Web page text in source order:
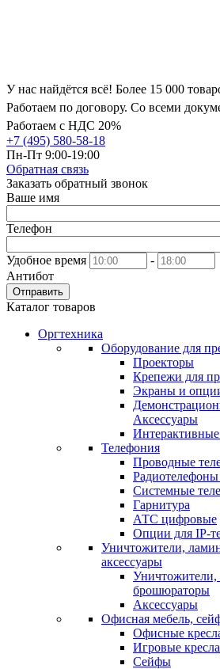
У нас найдётся всё! Более 15 000
Работаем по договору. Со всеми
Работаем с НДС 20%
+7 (495) 580-58-18
Пн-Пт 9:00-19:00
Обратная связь
Заказать обратный звонок
Ваше имя
Телефон
Удобное время
-
Антибот
Отправить
Каталог товаров
Оргтехника
Оборудование для
Проекторы
Крепежи для
Экраны и
Аксессуары
Телефония
Проводные
Системные
Гарнитура
АТС цифровые
Опции для IP-
Уничтожители,
аксессуары
Уничтожители,
брошюраторы
Аксессуары
Офисная мебель,
Офисные
Игровые кресла
Сейфы